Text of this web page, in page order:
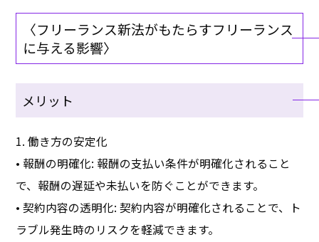
〈フリーランス新法がもたらすフリーランス
に与える影響〉
メリット
1. 働き方の安定化
• 報酬の明確化: 報酬の支払い条件が明確化されること
で、報酬の遅延や未払いを防ぐことができます。
• 契約内容の透明化: 契約内容が明確化されることで、ト
ラブル発生時のリスクを軽減できます。